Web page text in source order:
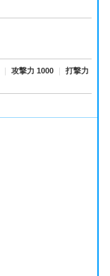
｜ 攻撃力 1000 ｜
打撃力